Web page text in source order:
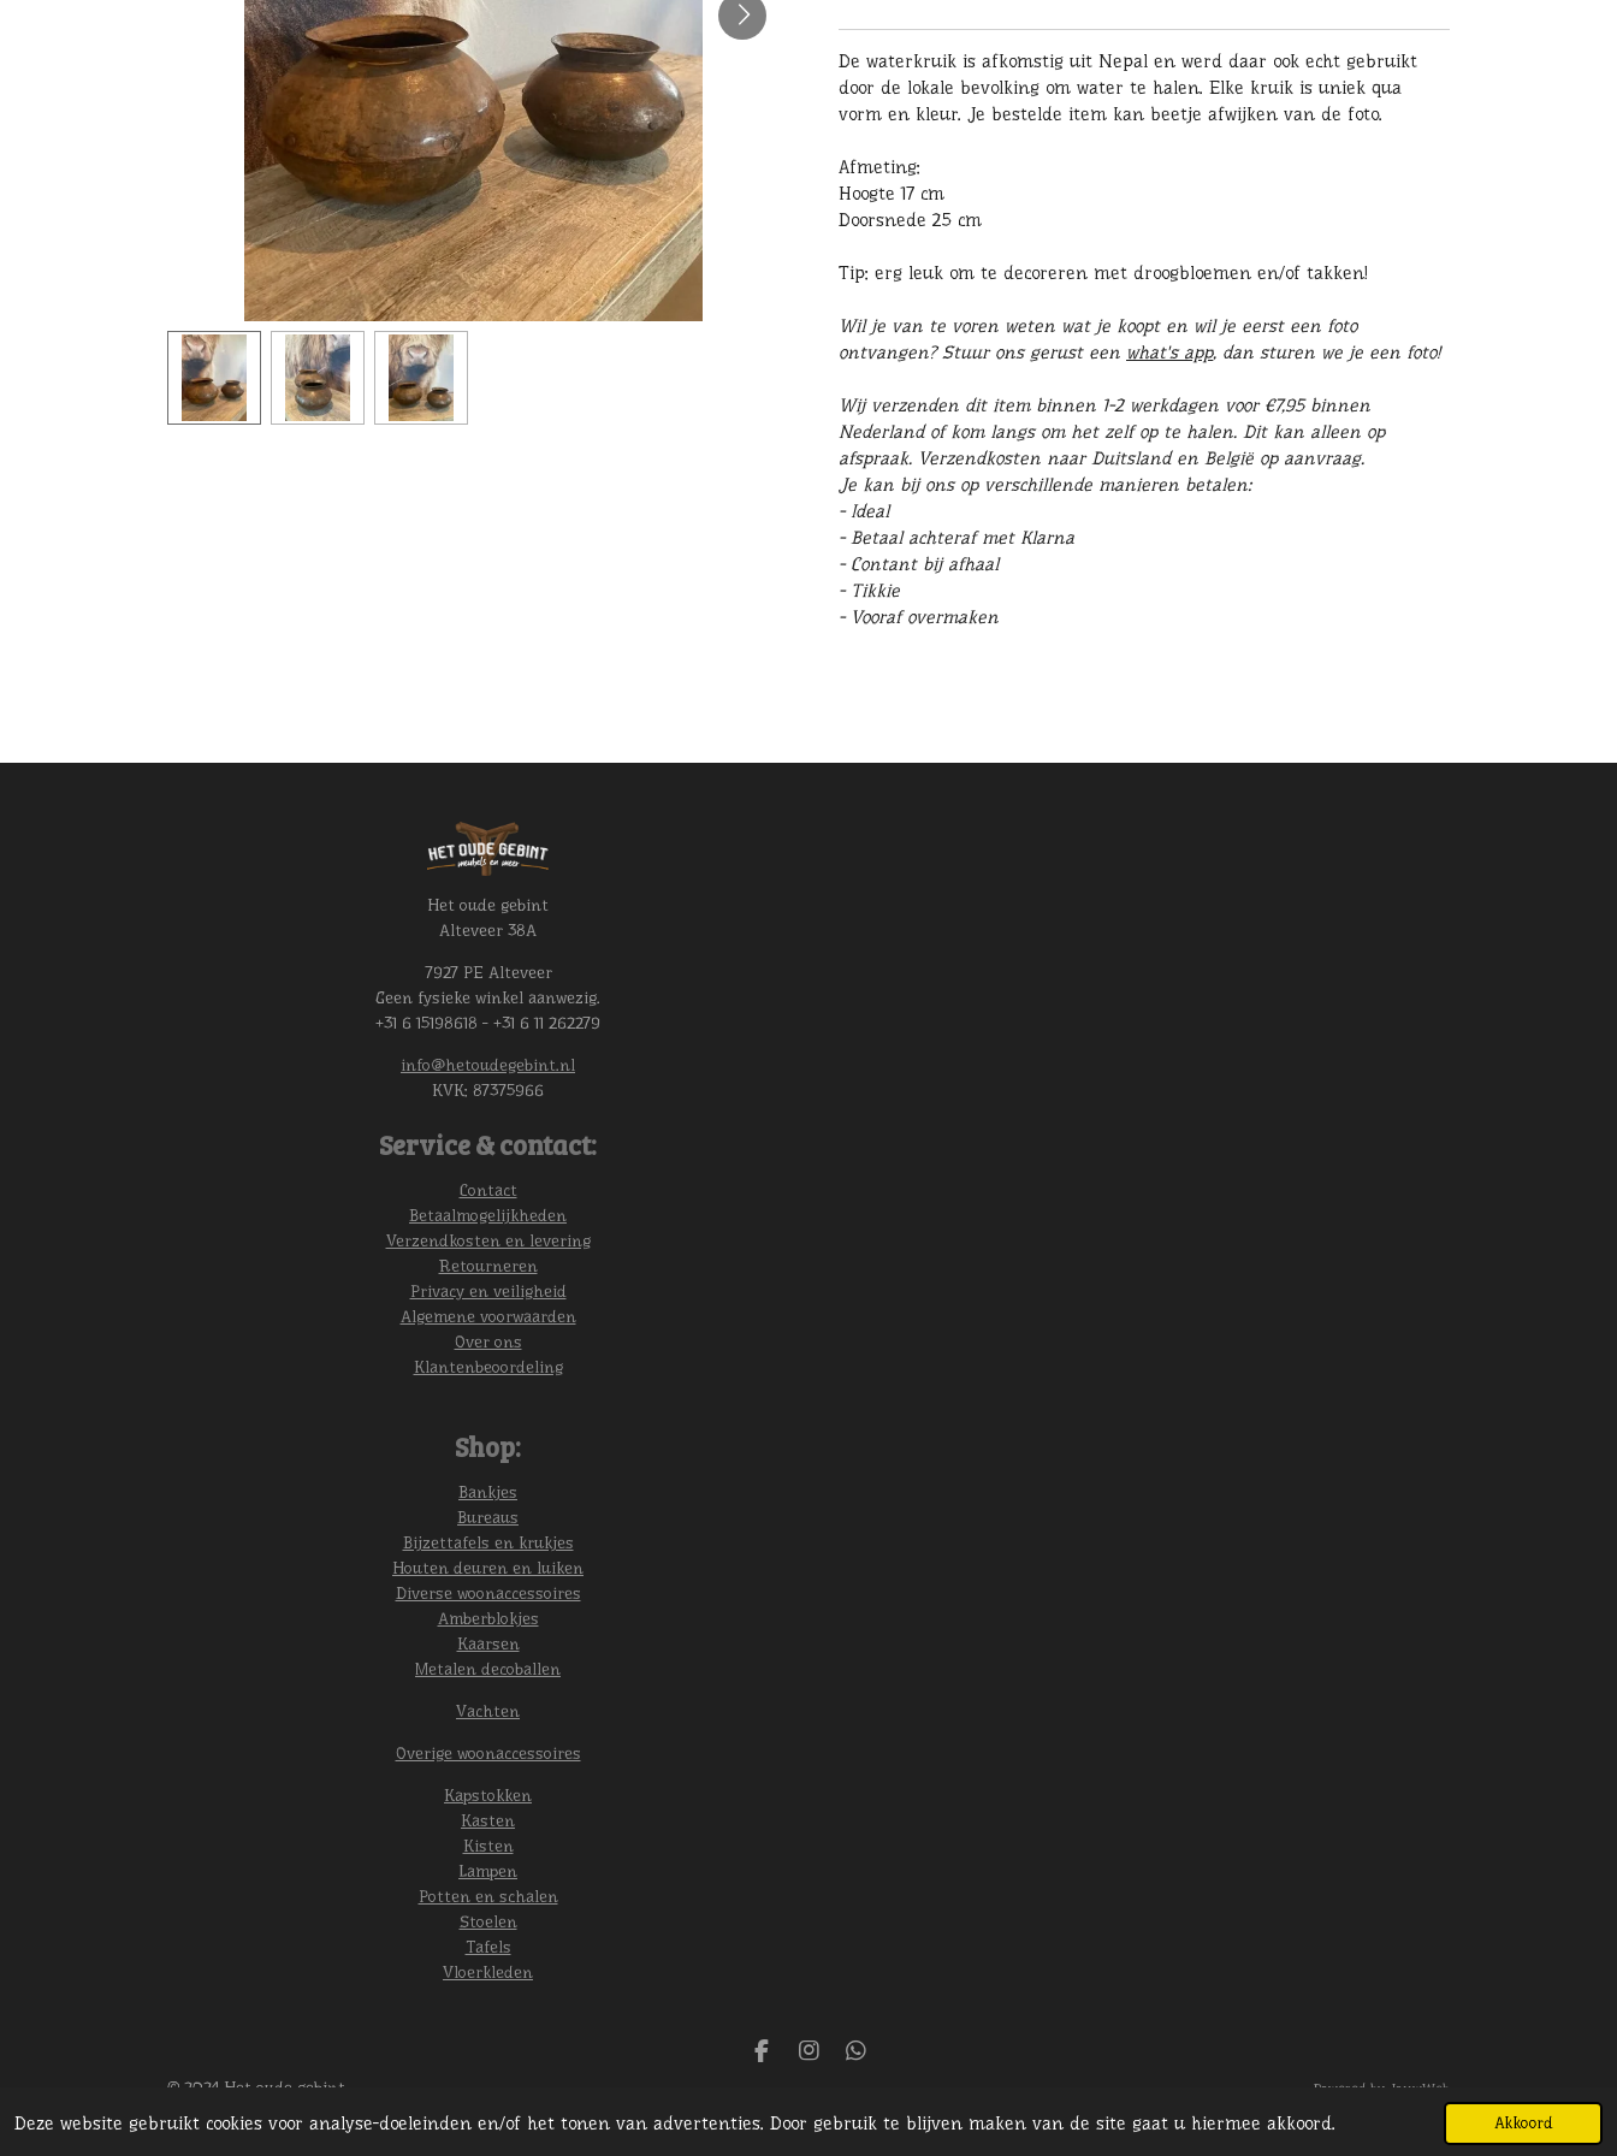
Deze website gebruikt cookies voor analyse-doeleinden en/of het tonen van advertenties. Door gebruik te blijven maken van de site gaat u hiermee akkoord. Akkoord
De waterkruik is afkomstig uit Nepal en werd daar ook echt gebruikt
door de lokale bevolking om water te halen. Elke kruik is uniek qua
vorm en kleur. Je bestelde item kan beetje afwijken van de foto.
Afmeting:
Hoogte 17 cm
Doorsnede 25 cm
Tip: erg leuk om te decoreren met droogbloemen en/of takken!
Wil je van te voren weten wat je koopt en wil je eerst een foto
ontvangen? Stuur ons gerust een what's app, dan sturen we je een foto!
Wij verzenden dit item binnen 1-2 werkdagen voor €7,95 binnen
Nederland of kom langs om het zelf op te halen. Dit kan alleen op
afspraak. Verzendkosten naar Duitsland en België op aanvraag.
Je kan bij ons op verschillende manieren betalen:
- Ideal
- Betaal achteraf met Klarna
- Contant bij afhaal
- Tikkie
- Vooraf overmaken
Het oude gebint
Alteveer 38A
7927 PE Alteveer
Geen fysieke winkel aanwezig.
+31 6 15198618 - +31 6 11 262279
info@hetoudegebint.nl
KVK: 87375966
Service & contact:
Contact
Betaalmogelijkheden
Verzendkosten en levering
Retourneren
Privacy en veiligheid
Algemene voorwaarden
Over ons
Klantenbeoordeling
Shop:
Bankjes
Bureaus
Bijzettafels en krukjes
Houten deuren en luiken
Diverse woonaccessoires
Amberblokjes
Kaarsen
Metalen decoballen
Vachten
Overige woonaccessoires
Kapstokken
Kasten
Kisten
Lampen
Potten en schalen
Stoelen
Tafels
Vloerkleden
F
e
I
W
t
© 2024 Het oude gebint Powered by JouwWeb